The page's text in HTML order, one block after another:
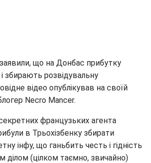
що на Донбас прибутку
і збирають розвідувальну
відео опублікував на своїй
Necro Mancer.
французьких агента
в Трьохізбенку збирати
інфу, що ганьбить честь і гідність
ділом (цілком таємно, звичайно)